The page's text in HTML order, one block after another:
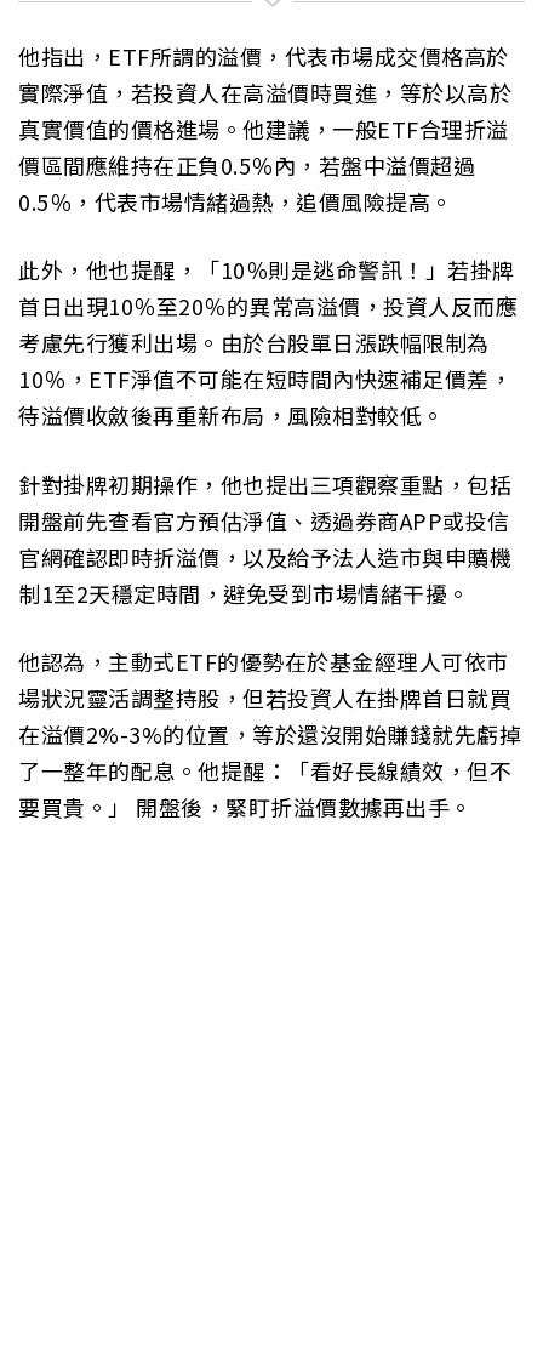
他指出，ETF所謂的溢價，代表市場成交價格高於
實際淨值，若投資人在高溢價時買進，等於以高於
真實價值的價格進場。他建議，一般ETF合理折溢
價區間應維持在正負0.5％內，若盤中溢價超過
0.5％，代表市場情緒過熱，追價風險提高。
此外，他也提醒，「10％則是逃命警訊！」若掛牌
首日出現10％至20％的異常高溢價，投資人反而應
考慮先行獲利出場。由於台股單日漲跌幅限制為
10％，ETF淨值不可能在短時間內快速補足價差，
待溢價收斂後再重新布局，風險相對較低。
針對掛牌初期操作，他也提出三項觀察重點，包括
開盤前先查看官方預估淨值、透過券商APP或投信
官網確認即時折溢價，以及給予法人造市與申贖機
制1至2天穩定時間，避免受到市場情緒干擾。
他認為，主動式ETF的優勢在於基金經理人可依市
場狀況靈活調整持股，但若投資人在掛牌首日就買
在溢價2%-3%的位置，等於還沒開始賺錢就先虧掉
了一整年的配息。他提醒：「看好長線績效，但不
要買貴。」 開盤後，緊盯折溢價數據再出手。